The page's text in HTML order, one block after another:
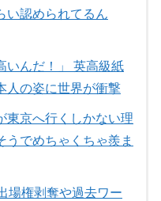
い認められてるん
いんだ！」 英高級紙
人の姿に世界が衝撃
東京へ行くしかない理
でめちゃくちゃ羨ま
場権剥奪や過去ワー